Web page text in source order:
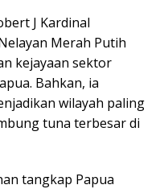
J Kardinal
Merah Putih
kejayaan sektor
Bahkan, ia
wilayah paling
tuna terbesar di
tangkap Papua